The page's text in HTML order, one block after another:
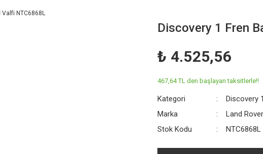
Discovery 1 Fren
₺ 4.525,56
467,64 TL den başlayan taksitlerle!!
Kategori
Discovery
Marka
Land Rover
Stok Kodu
NTC6868L